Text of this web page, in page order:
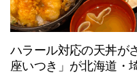
ハラール対応の天丼が
座いつき」が北海道・